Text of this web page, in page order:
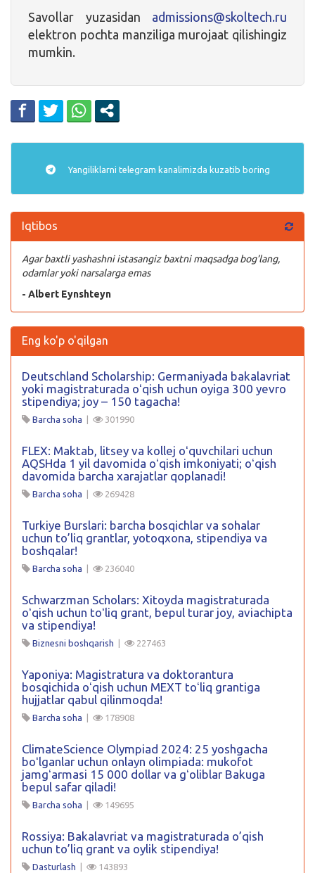
Savollar yuzasidan admissions@skoltech.ru
elektron pochta manziliga murojaat qilishingiz
mumkin.
Yangiliklarni telegram kanalimizda kuzatib boring
Iqtibos
Agar baxtli yashashni istasangiz baxtni maqsadga bog’lang,
odamlar yoki narsalarga emas
- Albert Eynshteyn
Eng ko'p o'qilgan
Deutschland Scholarship: Germaniyada bakalavriat
yoki magistraturada oʻqish uchun oyiga 300 yevro
stipendiya; joy – 150 tagacha!
Barcha soha | 301990
FLEX: Maktab, litsey va kollej oʻquvchilari uchun
AQSHda 1 yil davomida oʻqish imkoniyati; oʻqish
davomida barcha xarajatlar qoplanadi!
Barcha soha | 269428
Turkiye Burslari: barcha bosqichlar va sohalar
uchun to’liq grantlar, yotoqxona, stipendiya va
boshqalar!
Barcha soha | 236040
Schwarzman Scholars: Xitoyda magistraturada
oʻqish uchun toʻliq grant, bepul turar joy, aviachipta
va stipendiya!
Biznesni boshqarish | 227463
Yaponiya: Magistratura va doktorantura
bosqichida oʻqish uchun MEXT toʻliq grantiga
hujjatlar qabul qilinmoqda!
Barcha soha | 178908
ClimateScience Olympiad 2024: 25 yoshgacha
boʻlganlar uchun onlayn olimpiada: mukofot
jamgʻarmasi 15 000 dollar va gʻoliblar Bakuga
bepul safar qiladi!
Barcha soha | 149695
Rossiya: Bakalavriat va magistraturada o’qish
uchun to’liq grant va oylik stipendiya!
Dasturlash | 143893